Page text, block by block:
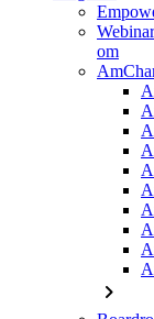
om
chevron_right